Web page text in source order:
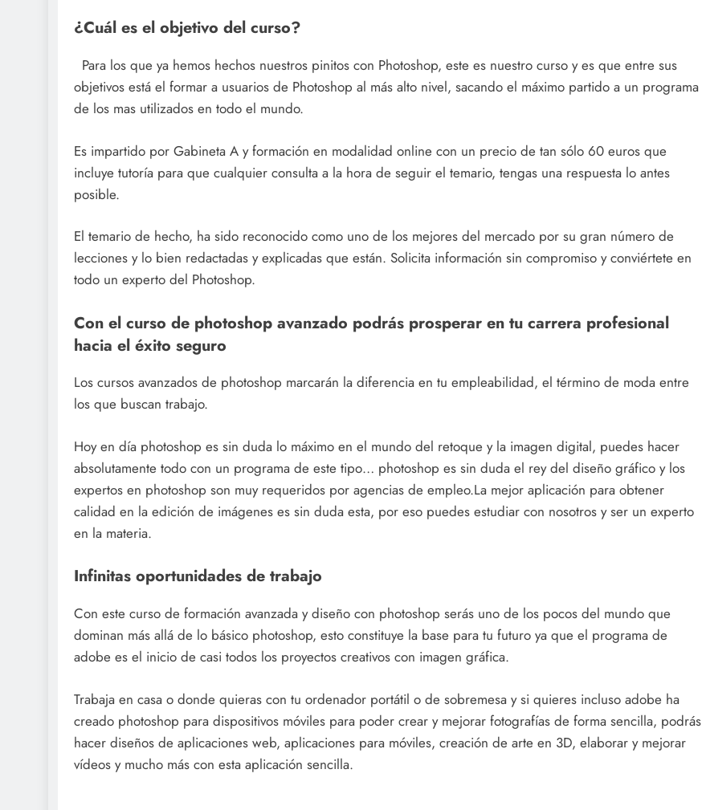
¿Cuál es el objetivo del curso?
Para los que ya hemos hechos nuestros pinitos con Photoshop, este es nuestro curso y es que entre sus
objetivos está el formar a usuarios de Photoshop al más alto nivel, sacando el máximo partido a un programa
de los mas utilizados en todo el mundo.
Es impartido por Gabineta A y formación en modalidad online con un precio de tan sólo 60 euros que
incluye tutoría para que cualquier consulta a la hora de seguir el temario, tengas una respuesta lo antes
posible.
El temario de hecho, ha sido reconocido como uno de los mejores del mercado por su gran número de
lecciones y lo bien redactadas y explicadas que están. Solicita información sin compromiso y conviértete en
todo un experto del Photoshop.
Con el curso de photoshop avanzado podrás prosperar en tu carrera profesional
hacia el éxito seguro
Los cursos avanzados de photoshop marcarán la diferencia en tu empleabilidad, el término de moda entre
los que buscan trabajo.
Hoy en día photoshop es sin duda lo máximo en el mundo del retoque y la imagen digital, puedes hacer
absolutamente todo con un programa de este tipo… photoshop es sin duda el rey del diseño gráfico y los
expertos en photoshop son muy requeridos por agencias de empleo.La mejor aplicación para obtener
calidad en la edición de imágenes es sin duda esta, por eso puedes estudiar con nosotros y ser un experto
en la materia.
Infinitas oportunidades de trabajo
Con este curso de formación avanzada y diseño con photoshop serás uno de los pocos del mundo que
dominan más allá de lo básico photoshop, esto constituye la base para tu futuro ya que el programa de
adobe es el inicio de casi todos los proyectos creativos con imagen gráfica.
Trabaja en casa o donde quieras con tu ordenador portátil o de sobremesa y si quieres incluso adobe ha
creado photoshop para dispositivos móviles para poder crear y mejorar fotografías de forma sencilla, podrás
hacer diseños de aplicaciones web, aplicaciones para móviles, creación de arte en 3D, elaborar y mejorar
vídeos y mucho más con esta aplicación sencilla.